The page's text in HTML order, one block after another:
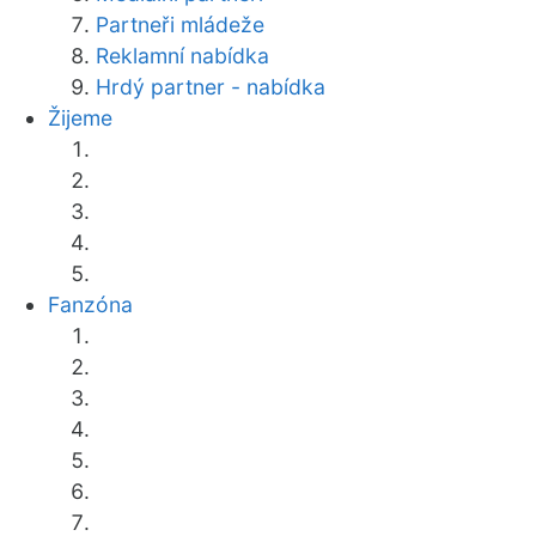
Partneři mládeže
Reklamní nabídka
Hrdý partner - nabídka
Žijeme
Fanzóna